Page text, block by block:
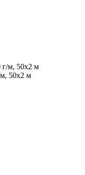
г/м, 50x2 м
50x2 м